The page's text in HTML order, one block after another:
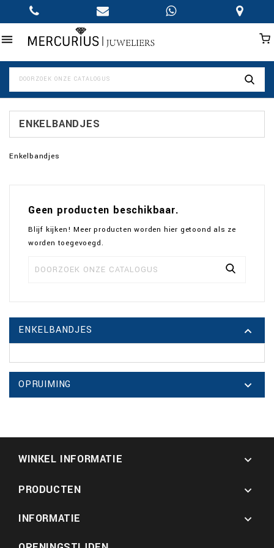

ENKELBANDJES
Enkelbandjes
Geen producten beschikbaar.
Blijf kijken! Meer producten worden hier getoond als ze
worden toegevoegd.
ENKELBANDJES 
OPRUIMING 
WINKEL INFORMATIE 
PRODUCTEN

INFORMATIE
